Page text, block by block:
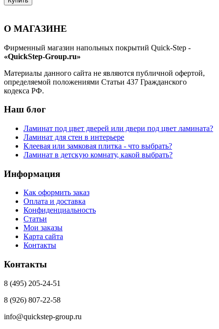
О МАГАЗИНЕ
Фирменный магазин напольных покрытий Quick-Step -
«QuickStep-Group.ru»
Материалы данного сайта не являются публичной офертой,
определяемой положениями Статьи 437 Гражданского
кодекса РФ.
Наш блог
Ламинат под цвет дверей или двери под цвет ламината?
Ламинат для стен в интерьере
Клеевая или замковая плитка - что выбрать?
Ламинат в детскую комнату, какой выбрать?
Информация
Как оформить заказ
Оплата и доставка
Конфиденциальность
Статьи
Мои заказы
Карта сайта
Контакты
Контакты
8 (495) 205-24-51
8 (926) 807-22-58
info@quickstep-group.ru